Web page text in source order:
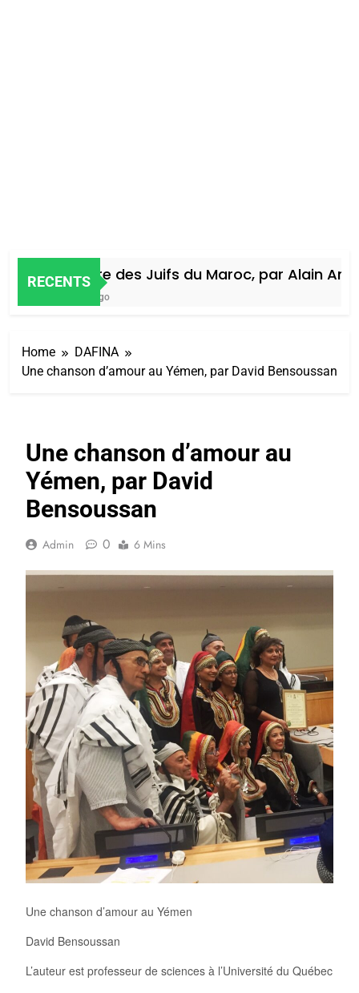
RECENTS
Histoire des Juifs du Maroc, par Alain Amiel
Home
DAFINA
Une chanson d’amour au Yémen, par David Bensoussan
Une chanson d’amour au
Yémen, par David
Bensoussan
Admin 0 6 Mins
Une chanson d’amour au Yémen
David Bensoussan
L’auteur est professeur de sciences à l’Université du Québec